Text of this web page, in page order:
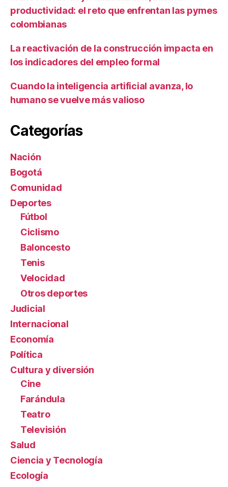
productividad: el reto que enfrentan las pymes
colombianas
La reactivación de la construcción impacta en
los indicadores del empleo formal
Cuando la inteligencia artificial avanza, lo
humano se vuelve más valioso
Categorías
Nación
Bogotá
Comunidad
Deportes
Fútbol
Ciclismo
Baloncesto
Tenis
Velocidad
Otros deportes
Judicial
Internacional
Economía
Política
Cultura y diversión
Cine
Farándula
Teatro
Televisión
Salud
Ciencia y Tecnología
Ecología